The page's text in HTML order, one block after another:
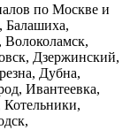
по Москве и
Балашиха,
Дзержинский,
Дубна,
Ивантеевка,